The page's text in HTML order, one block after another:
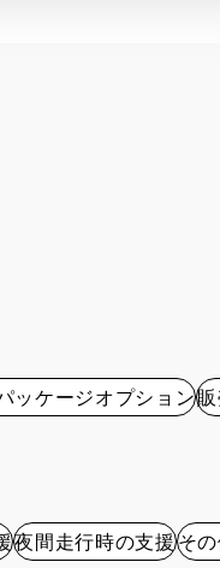
ッケージオプション
夜間走行時の支援そ